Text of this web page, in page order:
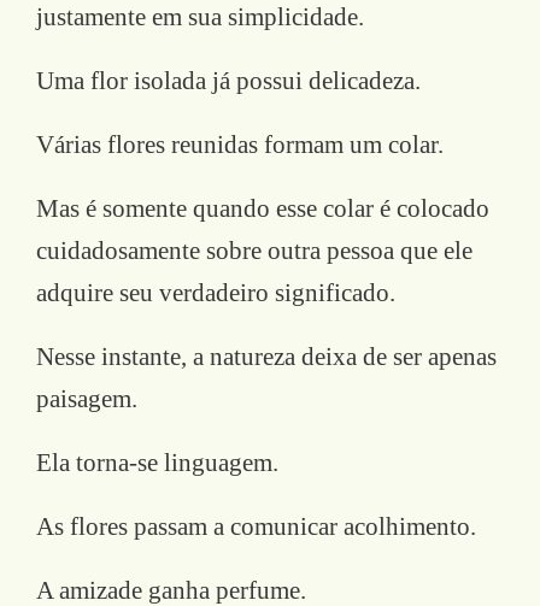
justamente em sua simplicidade.
Uma flor isolada já possui delicadeza.
Várias flores reunidas formam um colar.
Mas é somente quando esse colar é colocado
cuidadosamente sobre outra pessoa que ele
adquire seu verdadeiro significado.
Nesse instante, a natureza deixa de ser apenas
paisagem.
Ela torna-se linguagem.
As flores passam a comunicar acolhimento.
A amizade ganha perfume.